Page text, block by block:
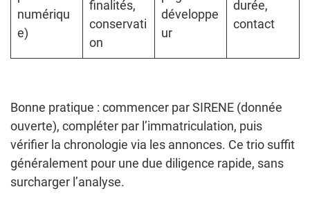
numériqu
e)
finalités,
conservati
on
développe
ur
durée,
contact
Bonne pratique : commencer par SIRENE (donnée
ouverte), compléter par l’immatriculation, puis
vérifier la chronologie via les annonces. Ce trio suffit
généralement pour une due diligence rapide, sans
surcharger l’analyse.